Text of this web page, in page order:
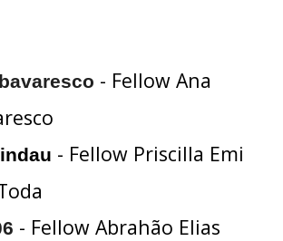
- Fellow Ana
- Fellow Priscilla Emi
- Fellow Abrahão Elias